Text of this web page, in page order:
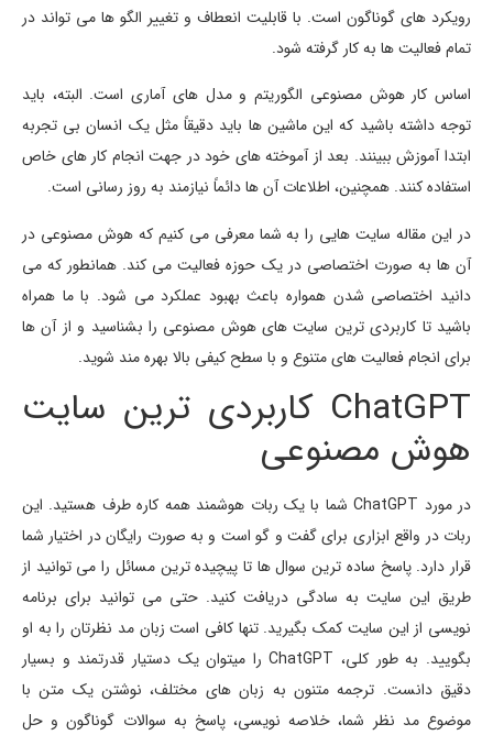
رویکرد های گوناگون است. با قابلیت انعطاف و تغییر الگو ها می تواند در
تمام فعالیت ها به کار گرفته شود.
اساس کار هوش مصنوعی الگوریتم و مدل های آماری است. البته، باید
توجه داشته باشید که این ماشین ها باید دقیقاً مثل یک انسان بی تجربه
ابتدا آموزش ببینند. بعد از آموخته های خود در جهت انجام کار های خاص
استفاده کنند. همچنین، اطلاعات آن ها دائماً نیازمند به روز رسانی است.
در این مقاله سایت هایی را به شما معرفی می کنیم که هوش مصنوعی در
آن ها به صورت اختصاصی در یک حوزه فعالیت می کند. همانطور که می
دانید اختصاصی شدن همواره باعث بهبود عملکرد می شود. با ما همراه
باشید تا کاربردی ترین سایت های هوش مصنوعی را بشناسید و از آن ها
برای انجام فعالیت های متنوع و با سطح کیفی بالا بهره مند شوید.
ChatGPT کاربردی ترین سایت
هوش مصنوعی
در مورد ChatGPT شما با یک ربات هوشمند همه کاره طرف هستید. این
ربات در واقع ابزاری برای گفت و گو است و به صورت رایگان در اختیار شما
قرار دارد. پاسخ ساده ترین سوال ها تا پیچیده ترین مسائل را می توانید از
طریق این سایت به سادگی دریافت کنید. حتی می توانید برای برنامه
نویسی از این سایت کمک بگیرید. تنها کافی است زبان مد نظرتان را به او
بگویید. به طور کلی، ChatGPT را میتوان یک دستیار قدرتمند و بسیار
دقیق دانست. ترجمه متنون به زبان های مختلف، نوشتن یک متن با
موضوع مد نظر شما، خلاصه نویسی، پاسخ به سوالات گوناگون و حل